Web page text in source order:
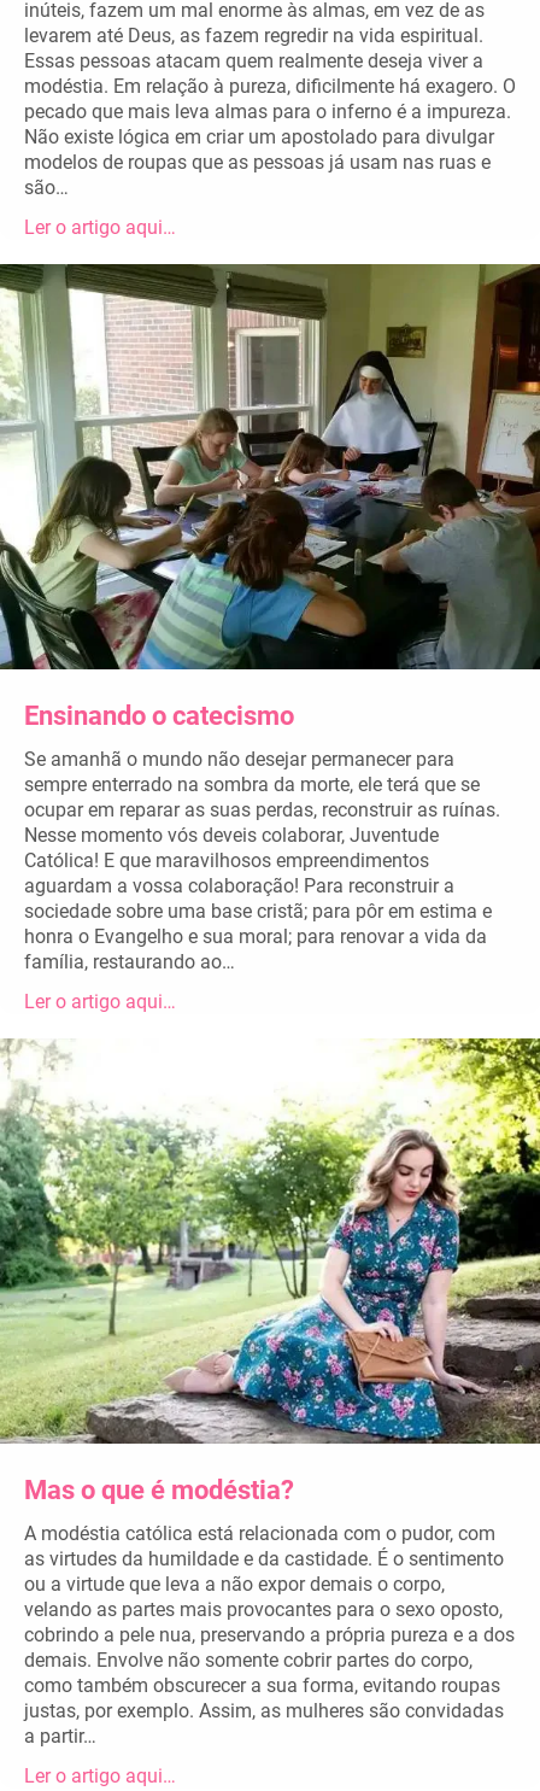
inúteis, fazem um mal enorme às almas, em vez de as
levarem até Deus, as fazem regredir na vida espiritual.
Essas pessoas atacam quem realmente deseja viver a
modéstia. Em relação à pureza, dificilmente há exagero. O
pecado que mais leva almas para o inferno é a impureza.
Não existe lógica em criar um apostolado para divulgar
modelos de roupas que as pessoas já usam nas ruas e
são…
Ler o artigo aqui…
Ensinando o catecismo
Se amanhã o mundo não desejar permanecer para
sempre enterrado na sombra da morte, ele terá que se
ocupar em reparar as suas perdas, reconstruir as ruínas.
Nesse momento vós deveis colaborar, Juventude
Católica! E que maravilhosos empreendimentos
aguardam a vossa colaboração! Para reconstruir a
sociedade sobre uma base cristã; para pôr em estima e
honra o Evangelho e sua moral; para renovar a vida da
família, restaurando ao…
Ler o artigo aqui…
Mas o que é modéstia?
A modéstia católica está relacionada com o pudor, com
as virtudes da humildade e da castidade. É o sentimento
ou a virtude que leva a não expor demais o corpo,
velando as partes mais provocantes para o sexo oposto,
cobrindo a pele nua, preservando a própria pureza e a dos
demais. Envolve não somente cobrir partes do corpo,
como também obscurecer a sua forma, evitando roupas
justas, por exemplo. Assim, as mulheres são convidadas
a partir…
Ler o artigo aqui…